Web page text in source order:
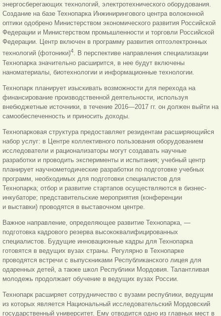
энергосберегающих технологий, электротехнического оборудования.
Создание на базе Технопарка Инжинирингового центра волоконной
оптики одобрено Министерством экономического развития Российской
Федерации и Министерством промышленности и торговли Российской
Федерации. Центр включен в программу развития оптоэлектронных
технологий (фотоники)4. В перспективе направления специализации
Технопарка значительно расширится, в нее будут включены
наноматериалы, биотехнологии и информационные технологии.
Технопарк планирует изыскивать возможности для перехода на
финансирование производственной деятельности, используя
внебюджетные источники, в течение 2016—2017 гг. он должен выйти на
самообеспеченность и приносить доходы.
Технопарковая структура предоставляет резидентам расширяющийся
набор услуг: в Центре коллективного пользования оборудованием
исследователи и рационализаторы могут создавать научные
разработки и проводить эксперименты и испытания; учебный центр
планирует научнометодические разработки по подготовке учебных
программ, необходимых для подготовки специалистов для
Технопарка; отбор и развитие стартапов осуществляются в бизнес-
инкубаторе; представительские мероприятия (конференции
и выставки) проводятся в выставочном центре.
Важное направление, определяющее развитие Технопарка, —
подготовка кадрового резерва высококвалифицированных
специалистов. Будущие инновационные кадры для Технопарка
готовятся в ведущих вузах страны. Регулярно в Технопарке
проводятся встречи с выпускниками Республиканского лицея для
одаренных детей, а также школ Республики Мордовия. Талантливая
молодежь продолжает обучение в ведущих вузах России.
Технопарк расширяет сотрудничество с вузами республики, ведущим
из которых является Национальный исследовательский Мордовский
государственный университет. Ему отводится одно из главных мест в